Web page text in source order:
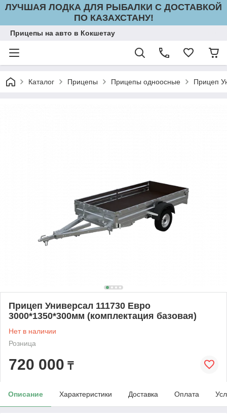
ЛУЧШАЯ ЛОДКА ДЛЯ РЫБАЛКИ С ДОСТАВКОЙ
ПО КАЗАХСТАНУ!
Прицепы на авто в Кокшетау
Каталог Прицепы Прицепы одноосные Прицеп
Прицеп Универсал 111730 Евро
3000*1350*300мм (комплектация базовая)
Нет в наличии
Розница
720 000 ₸
Описание Характеристики Доставка Оплата